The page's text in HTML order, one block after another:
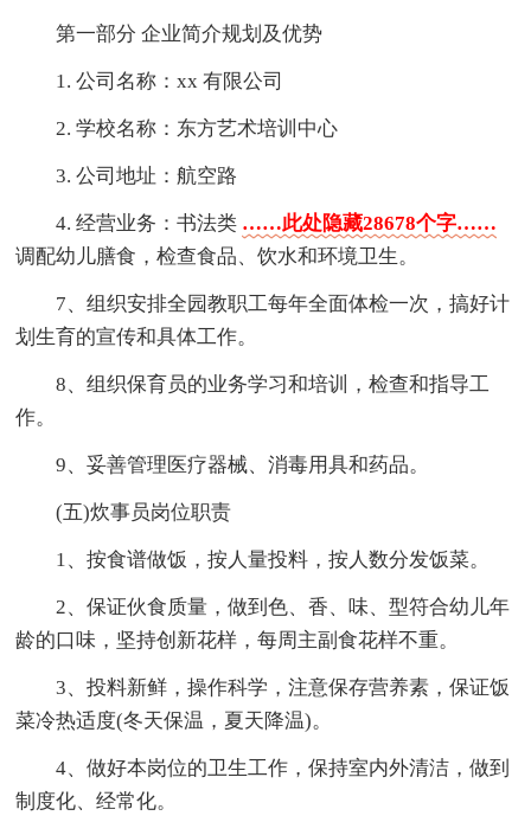
第一部分 企业简介规划及优势
1. 公司名称：xx 有限公司
2. 学校名称：东方艺术培训中心
3. 公司地址：航空路
4. 经营业务：书法类 ……此处隐藏28678个字……
调配幼儿膳食，检查食品、饮水和环境卫生。
7、组织安排全园教职工每年全面体检一次，搞好计
划生育的宣传和具体工作。
8、组织保育员的业务学习和培训，检查和指导工
作。
9、妥善管理医疗器械、消毒用具和药品。
(五)炊事员岗位职责
1、按食谱做饭，按人量投料，按人数分发饭菜。
2、保证伙食质量，做到色、香、味、型符合幼儿年
龄的口味，坚持创新花样，每周主副食花样不重。
3、投料新鲜，操作科学，注意保存营养素，保证饭
菜冷热适度(冬天保温，夏天降温)。
4、做好本岗位的卫生工作，保持室内外清洁，做到
制度化、经常化。